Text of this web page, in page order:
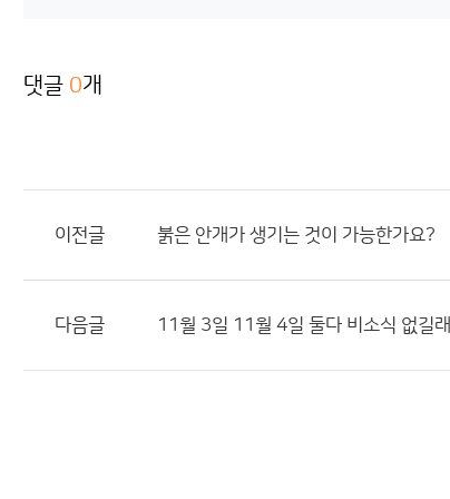
댓글 0개
이전글 붉은 안개가 생기는 것이 가능한가요?
다음글 11월 3일 11월 4일 둘다 비소식 없길래